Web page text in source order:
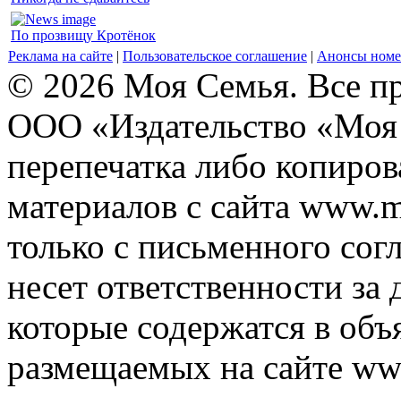
По прозвищу Кротёнок
Реклама на сайте | Пользовательское соглашение | Анонсы
© 2026 Моя Семья. Все
ООО «Издательство
перепечатка либо
материалов с сайта
только с письменного
несет ответственности
которые содержатся в
размещаемых на сайте